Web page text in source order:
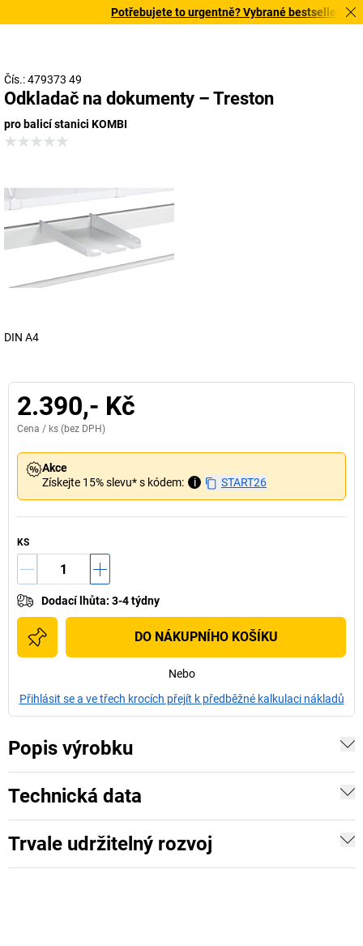
Potřebujete to urgentně? Vybrané bestsellery
Čís.: 479373 49
Odkladač na dokumenty – Treston
pro balicí stanici KOMBI
DIN A4
2.390,- Kč
Cena / ks (bez DPH)
Akce
Získejte 15% slevu* s kódem:
i START26
KS
Dodací lhůta: 3-4 týdny
DO NÁKUPNÍHO KOŠÍKU
Nebo
Přihlásit se a ve třech krocích přejít k předběžné kalkulaci nákladů
Popis výrobku
Technická data
Trvale udržitelný rozvoj